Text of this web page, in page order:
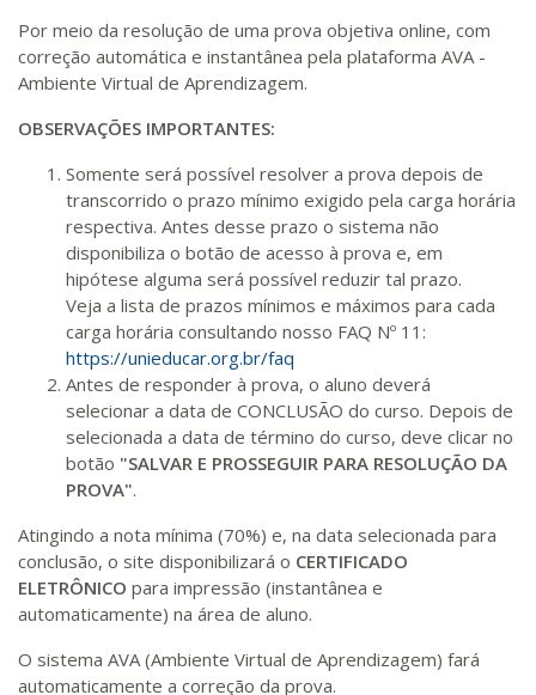
380 H 48 dias 150
R$ 1.883,61
400 H 50dias 150dias
Matricular
53dias 150 dias
R$ 2.082,12
Matricular
55dias 150dias
R$ 2.240,16
Por meio da resolução de uma prova objetiva online, com
correção automática e instantânea pela plataforma AVA -
Ambiente Virtual de Aprendizagem.
OBSERVAÇÕES IMPORTANTES:
Somente será possível resolver a prova depois de
transcorrido o prazo mínimo exigido pela carga horária
respectiva. Antes desse prazo o sistema não
disponibiliza o botão de acesso à prova e, em
hipótese alguma será possível reduzir tal prazo.
Veja a lista de prazos mínimos e máximos para cada
carga horária consultando nosso FAQ Nº 11:
https://unieducar.org.br/faq
Antes de responder à prova, o aluno deverá
selecionar a data de CONCLUSÃO do curso. Depois de
selecionada a data de término do curso, deve clicar no
botão "SALVAR E PROSSEGUIR PARA RESOLUÇÃO DA
PROVA".
Atingindo a nota mínima (70%) e, na data selecionada para
conclusão, o site disponibilizará o CERTIFICADO
ELETRÔNICO para impressão (instantânea e
automaticamente) na área de aluno.
O sistema AVA (Ambiente Virtual de Aprendizagem) fará
automaticamente a correção da prova.